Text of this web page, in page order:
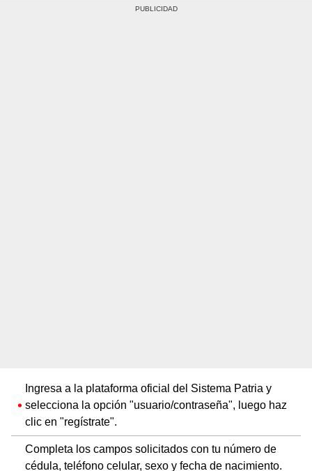
Ingresa a la plataforma oficial del Sistema Patria y
selecciona la opción "usuario/contraseña", luego haz
clic en "regístrate".
Completa los campos solicitados con tu número de
cédula, teléfono celular, sexo y fecha de nacimiento.